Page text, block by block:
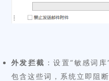
外发拦截 ：设置“敏感词
包含这些词，系统立即阻